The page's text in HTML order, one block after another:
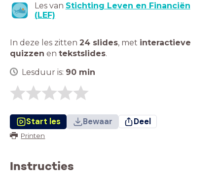
Les van Stichting Leven en Financiën
(LEF)
In deze les zitten 24 slides, met interactieve
quizzen en tekstslides.
Lesduur is: 90 min
Start les Bewaar Deel
Printen
Instructies